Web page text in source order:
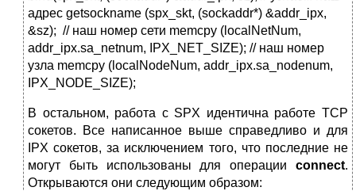
адрес getsockname (spx_skt, (sockaddr*) &addr_ipx,
&sz); // наш номер сети memcpy (localNetNum,
addr_ipx.sa_netnum, IPX_NET_SIZE); // наш номер
узла memcpy (localNodeNum, addr_ipx.sa_nodenum,
IPX_NODE_SIZE);
В остальном, работа с SPX идентична работе TCP
сокетов. Все написанное выше справедливо и для
IPX сокетов, за исключением того, что последние не
могут быть использованы для операции connect.
Открываются они следующим образом: